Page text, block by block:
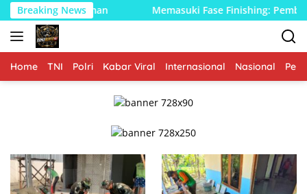
Langsung
ke
konten
Breaking News
Memasuki Fase Finishing: Pembangunan Musholla Rest
Home TNI Polri Kabar Viral Internasional Nasional